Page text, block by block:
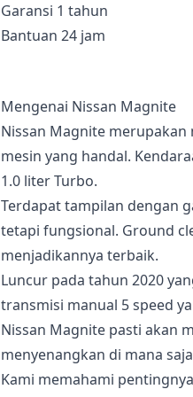
Garansi 1 tahun
Bantuan 24 jam
Mengenai Nissan Magnite
Nissan Magnite merupakan
mesin yang handal.
1.0 liter Turbo.
Terdapat tampilan dengan
tetapi fungsional. Ground
menjadikannya terbaik.
Luncur pada tahun 2020
transmisi manual 5 speed
Nissan Magnite pasti akan
menyenangkan di mana
Kami memahami